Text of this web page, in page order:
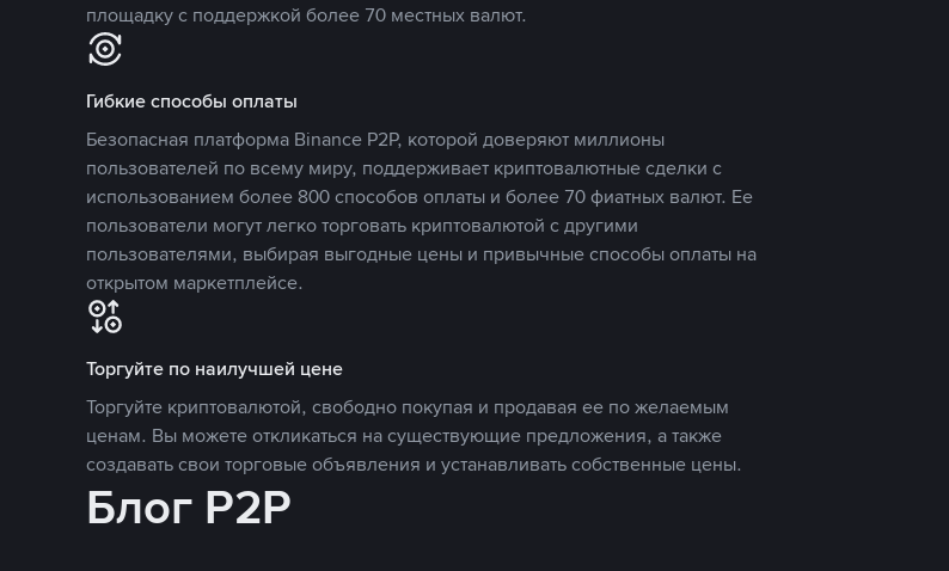
площадку с поддержкой более 70 местных валют.
Гибкие способы оплаты
Безопасная платформа Binance P2P, которой доверяют миллионы
пользователей по всему миру, поддерживает криптовалютные сделки с
использованием более 800 способов оплаты и более 70 фиатных валют. Ее
пользователи могут легко торговать криптовалютой с другими
пользователями, выбирая выгодные цены и привычные способы оплаты на
открытом маркетплейсе.
Торгуйте по наилучшей цене
Торгуйте криптовалютой, свободно покупая и продавая ее по желаемым
ценам. Вы можете откликаться на существующие предложения, а также
создавать свои торговые объявления и устанавливать собственные цены.
Блог P2P